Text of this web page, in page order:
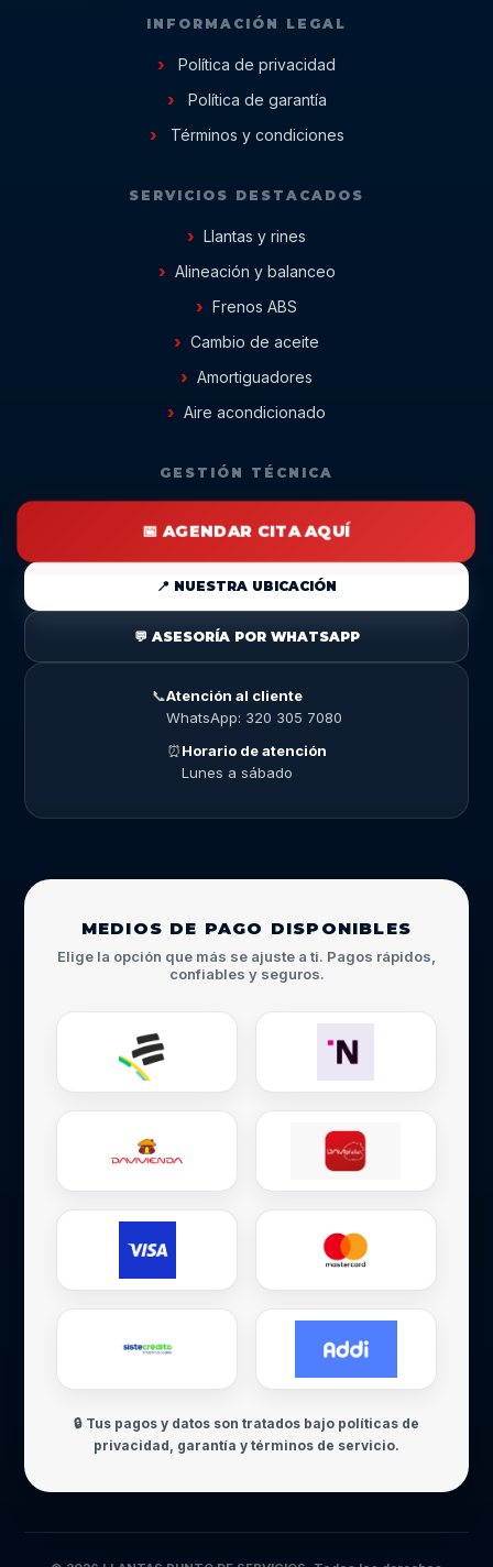
INFORMACIÓN LEGAL
Política de privacidad
Política de garantía
Términos y condiciones
SERVICIOS DESTACADOS
Llantas y rines
Alineación y balanceo
Frenos ABS
Cambio de aceite
Amortiguadores
Aire acondicionado
GESTIÓN TÉCNICA
📅 AGENDAR CITA AQUÍ
📍 NUESTRA UBICACIÓN
💬 ASESORÍA POR WHATSAPP
📞Atención al cliente
WhatsApp: 320 305 7080
⏰Horario de atención
Lunes a sábado
MEDIOS DE PAGO DISPONIBLES
Elige la opción que más se ajuste a ti. Pagos rápidos,
confiables y seguros.
🔒 Tus pagos y datos son tratados bajo políticas de
privacidad, garantía y términos de servicio.